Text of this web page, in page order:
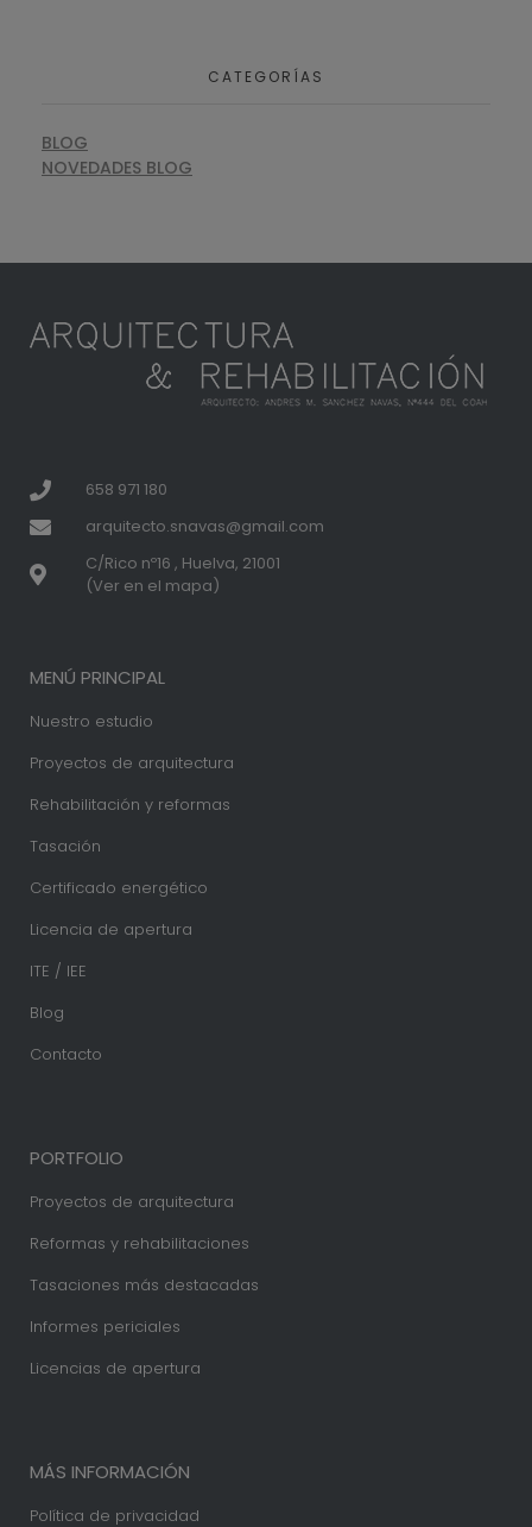
CATEGORÍAS
BLOG
NOVEDADES BLOG
658 971 180
arquitecto.snavas@gmail.com
C/Rico nº16 , Huelva, 21001
(Ver en el mapa)
MENÚ PRINCIPAL
Nuestro estudio
Proyectos de arquitectura
Rehabilitación y reformas
Tasación
Certificado energético
Licencia de apertura
ITE / IEE
Blog
Contacto
PORTFOLIO
Proyectos de arquitectura
Reformas y rehabilitaciones
Tasaciones más destacadas
Informes periciales
Licencias de apertura
MÁS INFORMACIÓN
Política de privacidad